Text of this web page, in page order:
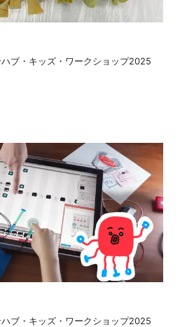
ブ・キッズ・ワークショップ2025
ブ・キッズ・ワークショップ2025